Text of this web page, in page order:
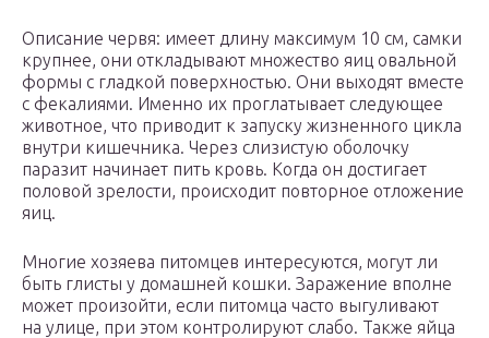
Описание червя: имеет длину максимум 10 см, самки
крупнее, они откладывают множество яиц овальной
формы с гладкой поверхностью. Они выходят вместе
с фекалиями. Именно их проглатывает следующее
животное, что приводит к запуску жизненного цикла
внутри кишечника. Через слизистую оболочку
паразит начинает пить кровь. Когда он достигает
половой зрелости, происходит повторное отложение
яиц.
Многие хозяева питомцев интересуются, могут ли
быть глисты у домашней кошки. Заражение вполне
может произойти, если питомца часто выгуливают
на улице, при этом контролируют слабо. Также яйца